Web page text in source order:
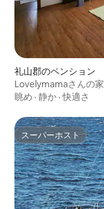
礼山郡のペンション
Lovelymamaさんの家
眺め · 静か ·快適さ
スーパーホスト
スーパーホスト